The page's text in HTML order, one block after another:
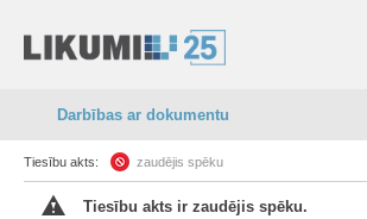
Darbības ar dokumentu
Tiesību akts: zaudējis spēku
Tiesību akts ir zaudējis spēku.